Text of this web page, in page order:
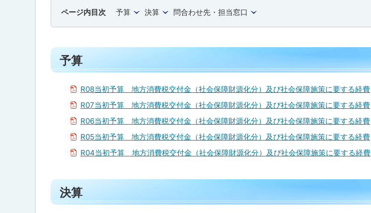
ページ内目次 予算 決算 問合わせ先・担当窓口
予算
R08当初予算 地方消費税交付金（社会保障財源化分）及び社会保障施策に要する経費
R07当初予算 地方消費税交付金（社会保障財源化分）及び社会保障施策に要する経費
R06当初予算 地方消費税交付金（社会保障財源化分）及び社会保障施策に要する経費
R05当初予算 地方消費税交付金（社会保障財源化分）及び社会保障施策に要する経費
R04当初予算 地方消費税交付金（社会保障財源化分）及び社会保障施策に要する経費
ト
ッ
プ
決算